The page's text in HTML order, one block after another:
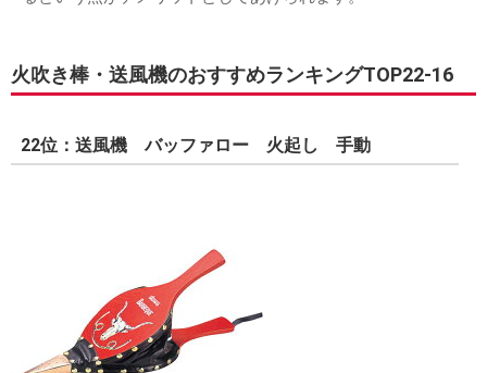
火吹き棒・送風機のおすすめランキングTOP22-16
22位：送風機 バッファロー 火起し 手動